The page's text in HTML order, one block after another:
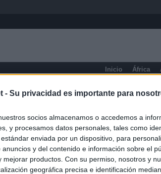
- Su privacidad es importante para
socios almacenamos o accedemos a
y procesamos datos personales, tales como
enviada por un dispositivo, para
anuncios y del contenido e información sobre el
mejorar productos. Con su permiso, nosotros y
geográfica precisa e identificación
Inicio África